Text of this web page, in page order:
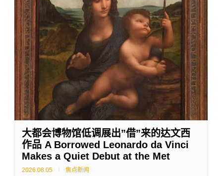
大都会博物馆低调展出”借”来的达文西
作品 A Borrowed Leonardo da Vinci
Makes a Quiet Debut at the Met
2026.08.05 焦点新闻